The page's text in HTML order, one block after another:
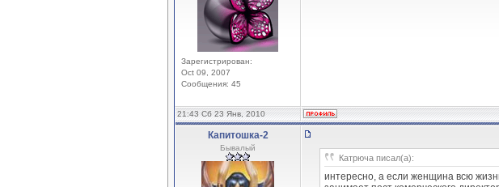
Зарегистрирован:
Oct 09, 2007
Сообщения: 45
21:43 Сб 23 Янв, 2010
Капитошка-2
Бывалый
Катрюча писал(а):
интересно, а если женщина всю